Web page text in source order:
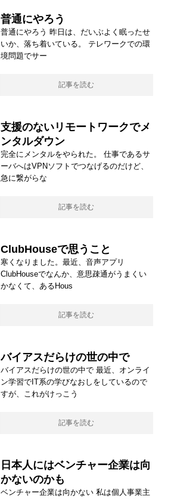
普通にやろう
普通にやろう 昨日は、だいぶよく眠ったせ
いか、落ち着いている。 テレワークでの環
境問題でサー
記事を読む
支援のないリモートワークでメ
ンタルダウン
完全にメンタルをやられた。 仕事であるサ
ーバへはVPNソフトでつなげるのだけど、
急に繋がらな
記事を読む
ClubHouseで思うこと
寒くなりました。最近、音声アプリ
ClubHouseでなんか、意思疎通がうまくい
かなくて、あるHous
記事を読む
バイアスだらけの世の中で
バイアスだらけの世の中で 最近、オンライ
ン学習でIT系の学びなおしをしているので
すが、これがけっこう
記事を読む
日本人にはベンチャー企業は向
かないのかも
ベンチャー企業は向かない 私は個人事業主